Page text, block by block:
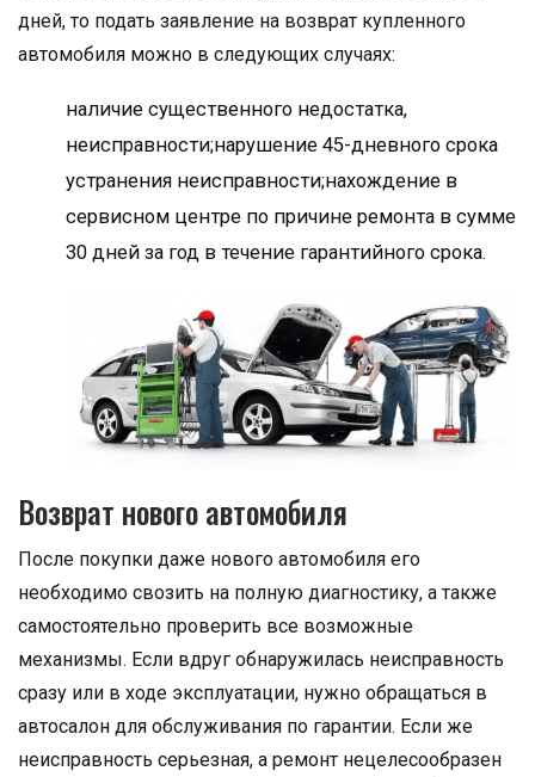
дней, то подать заявление на возврат купленного
автомобиля можно в следующих случаях:
наличие существенного недостатка,
неисправности;нарушение 45-дневного срока
устранения неисправности;нахождение в
сервисном центре по причине ремонта в сумме
30 дней за год в течение гарантийного срока.
Возврат нового автомобиля
После покупки даже нового автомобиля его
необходимо свозить на полную диагностику, а также
самостоятельно проверить все возможные
механизмы. Если вдруг обнаружилась неисправность
сразу или в ходе эксплуатации, нужно обращаться в
автосалон для обслуживания по гарантии. Если же
неисправность серьезная, а ремонт нецелесообразен